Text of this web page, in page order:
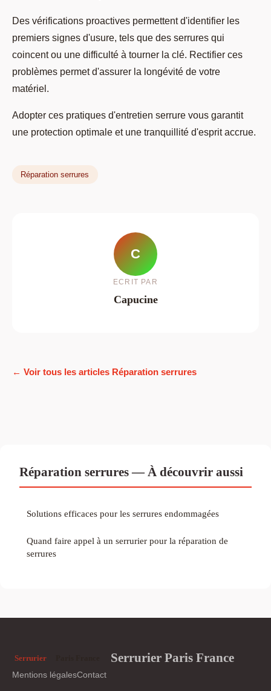
Des vérifications proactives permettent d'identifier les
premiers signes d'usure, tels que des serrures qui
coincent ou une difficulté à tourner la clé. Rectifier ces
problèmes permet d'assurer la longévité de votre
matériel.
Adopter ces pratiques d'entretien serrure vous garantit
une protection optimale et une tranquillité d'esprit accrue.
Réparation serrures
C
ECRIT PAR
Capucine
← Voir tous les articles Réparation serrures
Réparation serrures — À découvrir aussi
Solutions efficaces pour les serrures endommagées
Quand faire appel à un serrurier pour la réparation de
serrures
Serrurier Paris France
Mentions légalesContact